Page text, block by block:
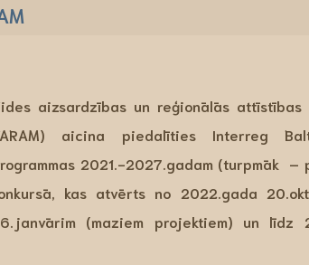
aizsardzības un reģionālās
aicina piedalīties Interreg
2021.-2027.gadam (turpmāk –
kas atvērts no 2022.gada
(maziem projektiem) un līdz